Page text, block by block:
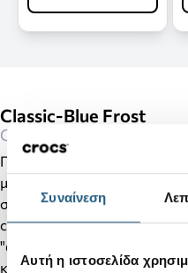
Συναίνεση
Αυτή η ιστοσελίδα
Classic-Blue Frost
Clogs
Πατήστε μέσα στο
μοναδικό fit, τον αδιάβροχο
σύστημα εξαερισμού για να
croslite™ το οποίο είναι
"αγκαλιάζει" το πόδι σας
και για την καλύτερη